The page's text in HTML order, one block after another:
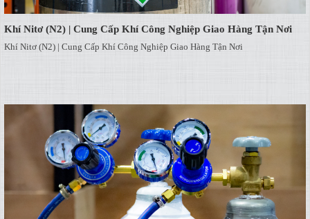
Khí Nitơ (N2) | Cung Cấp Khí Công Nghiệp Giao Hàng Tận Nơi
Khí Nitơ (N2) | Cung Cấp Khí Công Nghiệp Giao Hàng Tận Nơi